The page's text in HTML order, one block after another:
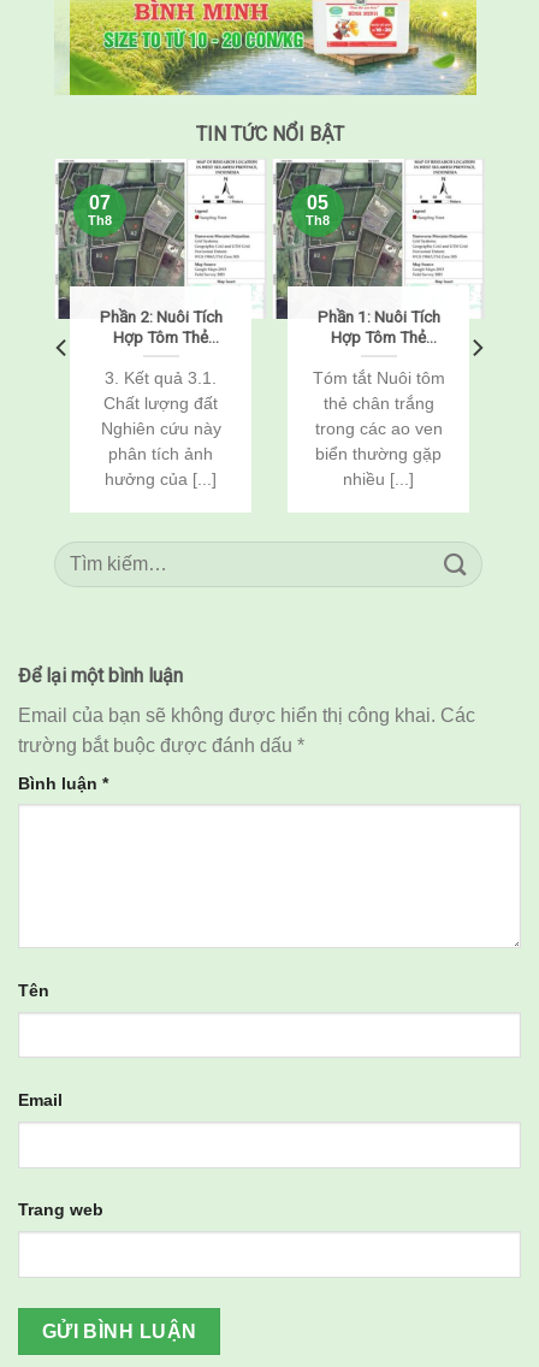
TIN TỨC NỔI BẬT
Phần 2: Nuôi Tích
Hợp Tôm Thẻ
Chân Trắng
(Penaeus
vannamei) Và Cá
Rô Phi
(Oreochromis
niloticus) Thông
Qua Cải Tạo Đất
3. Kết quả 3.1.
Chất lượng đất
Nghiên cứu này
phân tích ảnh
hưởng của [...]
07
Th8
Phần 1: Nuôi Tích
Hợp Tôm Thẻ
Chân Trắng
(Penaeus
vannamei) Và Cá
Rô Phi
(Oreochromis
niloticus) Thông
Qua Cải Tạo Đất
Tóm tắt Nuôi tôm
thẻ chân trắng
trong các ao ven
biển thường gặp
nhiều [...]
05
Th8
Để lại một bình luận
Email của bạn sẽ không được hiển thị công khai. Các
trường bắt buộc được đánh dấu *
Bình luận *
Tên
Email
Trang web